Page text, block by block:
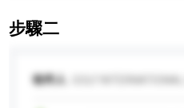
步驟二
收件人